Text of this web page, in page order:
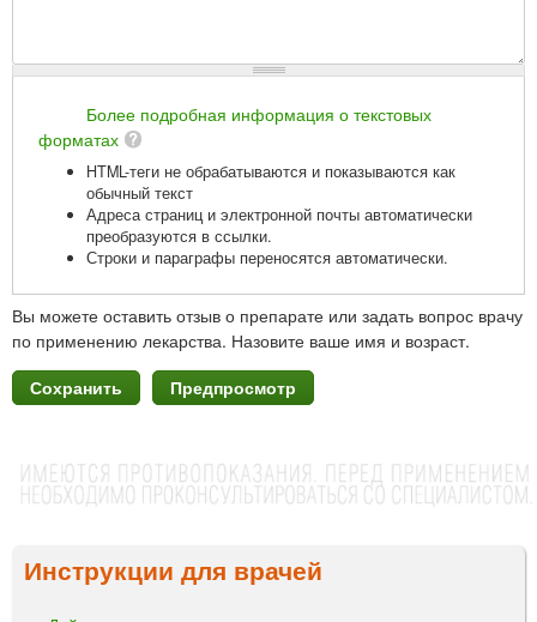
Более подробная информация о текстовых
форматах
HTML-теги не обрабатываются и показываются как
обычный текст
Адреса страниц и электронной почты автоматически
преобразуются в ссылки.
Строки и параграфы переносятся автоматически.
Вы можете оставить отзыв о препарате или задать вопрос врачу
по применению лекарства. Назовите ваше имя и возраст.
Инструкции для врачей